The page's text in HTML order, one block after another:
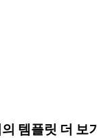
템플릿 더 보기